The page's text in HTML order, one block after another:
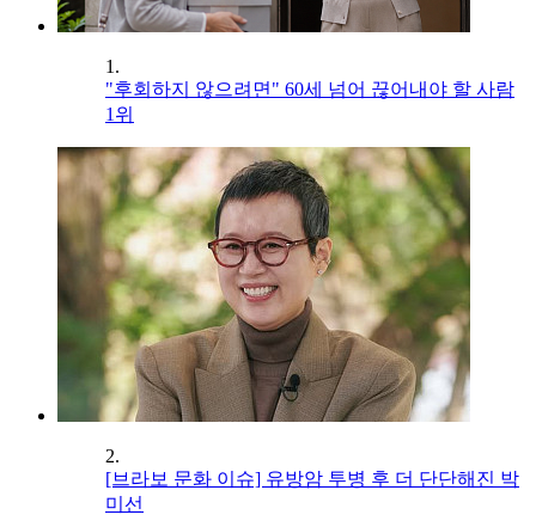
1.
"후회하지 않으려면" 60세 넘어 끊어내야 할 사람
1위
2.
[브라보 문화 이슈] 유방암 투병 후 더 단단해진 박
미선